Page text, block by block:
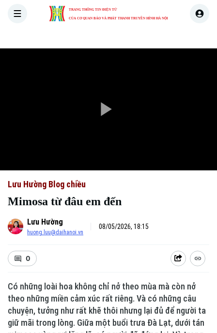
TRANG THÔNG TIN ĐIỆN TỬ
CỦA CƠ QUAN BÁO VÀ PHÁT THANH TRUYỀN HÌNH HÀ NỘI
Lưu Hường Blog chiều
Mimosa từ đâu em đến
Lưu Hường
huong.luu@daihanoi.vn
08/05/2026, 18:15
0
Có những loài hoa không chỉ nở theo mùa mà còn nở
theo những miền cảm xúc rất riêng. Và có những câu
chuyện, tưởng như rất khẽ thôi nhưng lại đủ để người ta
giữ mãi trong lòng. Giữa một buổi trưa Đà Lạt, dưới tán